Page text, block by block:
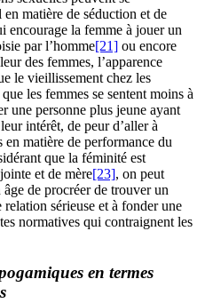
matière de séduction et de
encourage la femme à jouer un
par l’homme[21] ou encore
des femmes, l’apparence
le vieillissement chez les
les femmes se sentent moins à
une personne plus jeune ayant
intérêt, de peur d’aller à
en matière de performance du
que la féminité est
et de mère[23], on peut
de procréer de trouver un
sérieuse et à fonder une
normatives qui contraignent les
en termes